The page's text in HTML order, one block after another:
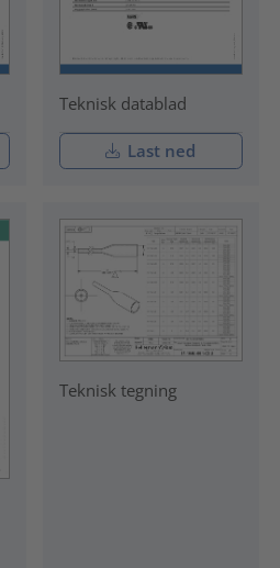
Teknisk datablad
Last ned
Teknisk tegning